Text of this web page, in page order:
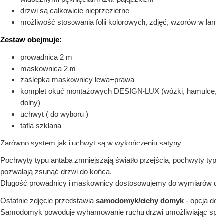
drzwi są całkowicie nieprzezierne
możliwość stosowania folii kolorowych, zdjęć, wzorów w
Zestaw obejmuje:
prowadnica 2 m
maskownica 2 m
zaślepka maskownicy lewa+prawa
komplet okuć montażowych DESIGN-LUX (wózki,
dolny)
uchwyt ( do wyboru )
tafla szklana
Zarówno system jak i uchwyt są w wykończeniu satyny.
Pochwyty typu antaba zmniejszają światło przejścia, pochwyty
pozwalają zsunąć drzwi do końca.
Długość prowadnicy i maskownicy dostosowujemy do wymiarów
Ostatnie zdjęcie przedstawia samodomyk/cichy domyk - opcja
Samodomyk powoduje wyhamowanie ruchu drzwi umożliwiając